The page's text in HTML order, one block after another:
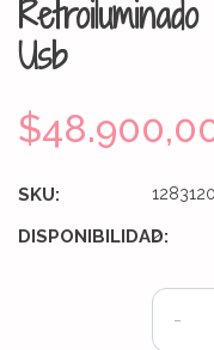
Usb
SKU:
DISPONIBILIDAD:
2
-